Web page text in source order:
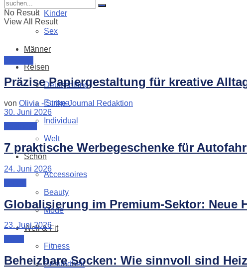
Kinder
Sex
Männer
Reisen
Deutschland
Europa
Individual
Welt
Schön
Accessoires
Beauty
Mode
Well & Fit
Fitness
Gesundheit
No Result
View All Result
Präzise Papiergestaltung für kreative
von Olivia - Strike Journal Redaktion
30. Juni 2026
7 praktische Werbegeschenke für
24. Juni 2026
Globalisierung im Premium-Sektor:
23. Juni 2026
Beheizbare Socken: Wie sinnvoll sind